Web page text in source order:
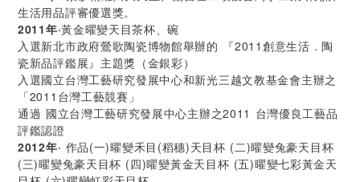
生活用品評審優選獎。
2011年‧黃金曜變天目茶杯、碗
入選新北市政府鶯歌陶瓷博物館舉辦的 『2011創意生活．陶
瓷新品評鑑展』主題獎（金銀彩）
入選國立台灣工藝研究發展中心和新光三越文教基金會主辦之
「2011台灣工藝競賽」
通過 國立台灣工藝研究發展中心主辦之2011 台灣優良工藝品
評鑑認證
2012年‧ 作品(一)曜變禾目(稻穗)天目杯 (二)曜變兔豪天目杯
(三)曜變兔豪天目杯 (四)曜變黃金天目杯 (五)曜變七彩黃金天